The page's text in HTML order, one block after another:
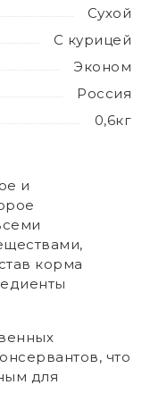
Сухой
С курицей
Эконом
Россия
0,6кг
и
корма
что
для